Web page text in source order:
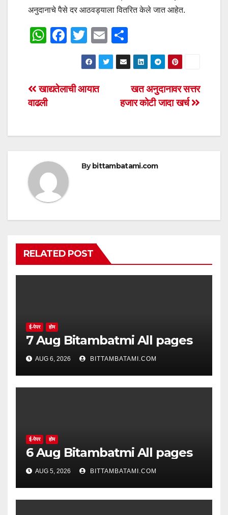
अनुदानाचे पैसे दर आठवड्याला वितरित केले जात आहेत.
W
s
A
p
F
e
o
T
wi
tt
er
E
m
ail
h
ar
e
Post
navigation
खत अनुदानावर सत्तर
हजार कोटी जादा खर्च
खाद्यतेलाची आयात
वाढली
Bybittambatami.com
RELATED POST
ई-पेपर होम
7 Aug Bitambatmi All pages
AUG 6, 2026 BITTAMBATAMI.COM
ई-पेपर होम
6 Aug Bitambatmi All pages
AUG 5, 2026 BITTAMBATAMI.COM